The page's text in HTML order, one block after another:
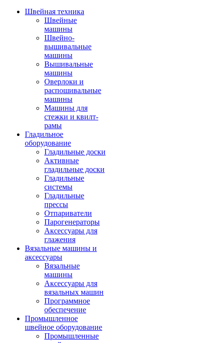
Швейная техника
Швейные
машины
Швейно-
вышивальные
машины
Вышивальные
машины
Оверлоки и
распошивальные
машины
Машины для
стежки и квилт-
рамы
Гладильное
оборудование
Гладильные доски
Активные
гладильные доски
Гладильные
системы
Гладильные
прессы
Отпариватели
Парогенераторы
Аксессуары для
глажения
Вязальные машины и
аксессуары
Вязальные
машины
Аксессуары для
вязальных машин
Программное
обеспечение
Промышленное
швейное оборудование
Промышленные